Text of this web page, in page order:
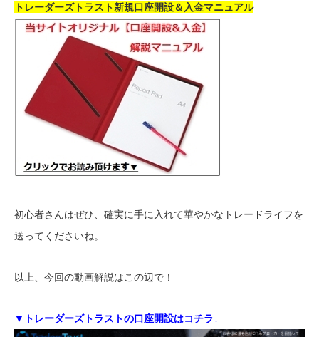
トレーダーズトラスト新規口座開設＆入金マニュアル
初心者さんはぜひ、確実に手に入れて華やかなトレードライフを
送ってくださいね。
以上、今回の動画解説はこの辺で！
▼トレーダーズトラストの口座開設はコチラ↓